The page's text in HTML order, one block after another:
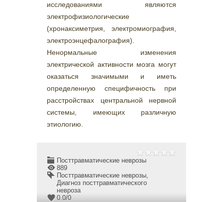
исследованиями являются
электрофизиологические
(хронаксиметрия, электромиография,
электроэнцефалография).
Ненормальные изменения
электрической активности мозга могут
оказаться значимыми и иметь
определенную специфичность при
расстройствах центральной нервной
системы, имеющих различную
этиологию.
Посттравматические неврозы
889
Посттравматические неврозы,
Диагноз посттравматического
невроза
0.0/0